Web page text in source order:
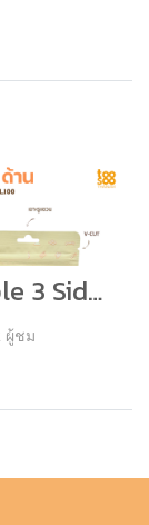
Sample 3 Side Seal
ผู้ชม